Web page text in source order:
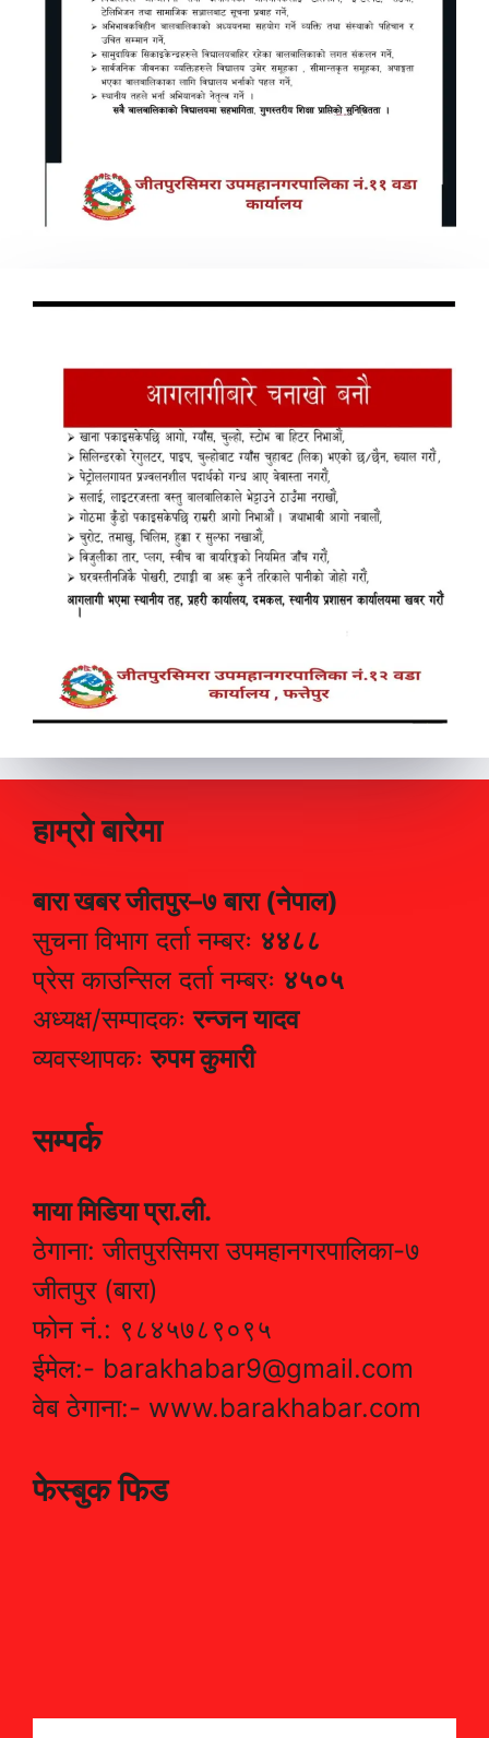
हाम्रो बारेमा
बारा खबर जीतपुर–७ बारा (नेपाल)
सुचना विभाग दर्ता नम्बरः ४४८८
प्रेस काउन्सिल दर्ता नम्बरः ४५०५
अध्यक्ष/सम्पादकःरन्जन यादव
व्यवस्थापकःरुपम कुमारी
सम्पर्क
माया मिडिया प्रा.ली.
ठेगाना: जीतपुरसिमरा उपमहानगरपालिका-७
जीतपुर (बारा)
फोन नं.: ९८४५७८९०९५
ईमेल:- barakhabar9@gmail.com
वेब ठेगाना:- www.barakhabar.com
फेस्बुक फिड